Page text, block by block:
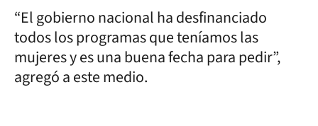
“El gobierno nacional ha desfinanciado
todos los programas que teníamos las
mujeres y es una buena fecha para pedir”,
agregó a este medio.